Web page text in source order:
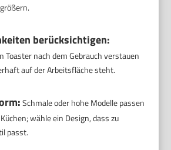
berücksichtigen:
Toaster nach dem Gebrauch verstauen
auf der Arbeitsfläche steht.
Schmale oder hohe Modelle passen
wähle ein Design, dass zu
passt.